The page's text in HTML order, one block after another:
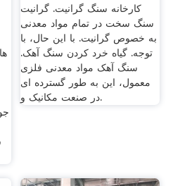
کارخانه سنگ گرانیت. گرانیت
سنگ سخت در تمام مواد معدنی
به خصوص گرانیت. با این حال، با
توجه. گیاه خرد کردن سنگ آهک.
سنگ آهک مواد معدنی فلزی
معمول، این به طور گسترده ای
در صنعت مکانیک و.